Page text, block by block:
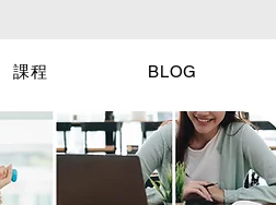
課程 BLOG